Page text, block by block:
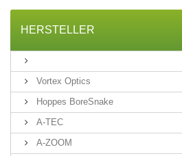
HERSTELLER
Vortex Optics
Hoppes BoreSnake
A-TEC
A-ZOOM